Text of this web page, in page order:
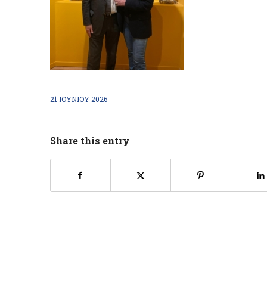
21 ΙΟΥΝΊΟΥ 2026
Share this entry